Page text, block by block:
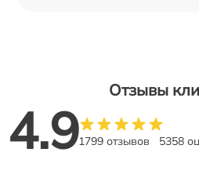
Отзывы
4.91799 отзывов 5358